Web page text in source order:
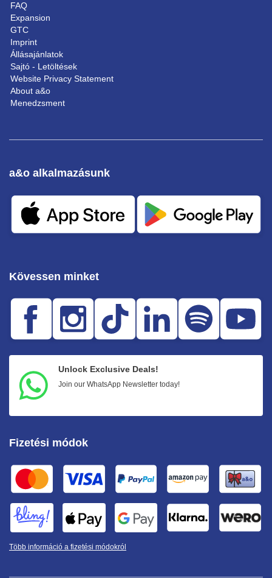
FAQ
Expansion
GTC
Imprint
Állásajánlatok
Sajtó - Letöltések
Website Privacy Statement
About a&o
Menedzsment
Kövessen minket
Unlock Exclusive Deals!
Join our WhatsApp Newsletter today!
a&o alkalmazásunk
Fizetési módok
Több információ a fizetési módokról